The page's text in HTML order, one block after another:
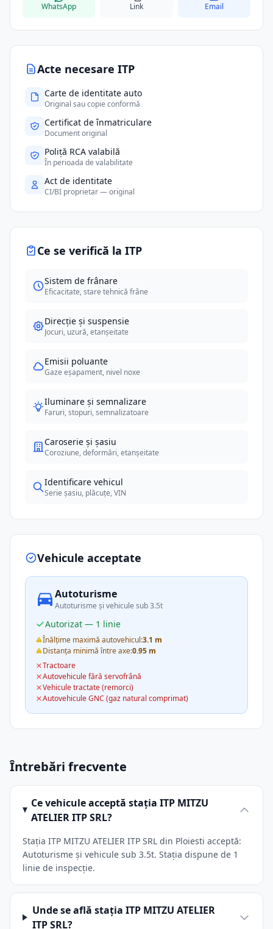
Acte necesare ITP
Carte de identitate auto
Original sau copie conformă
Certificat de înmatriculare
Document original
Poliță RCA valabilă
În perioada de valabilitate
Act de identitate
CI/BI proprietar — original
Ce se verifică la ITP
Sistem de frânare
Eficacitate, stare tehnică frâne
Direcție și suspensie
Jocuri, uzură, etanșeitate
Emisii poluante
Gaze eșapament, nivel noxe
Iluminare și semnalizare
Faruri, stopuri, semnalizatoare
Caroserie și șasiu
Coroziune, deformări, etanșeitate
Identificare vehicul
Serie șasiu, plăcuțe, VIN
Vehicule acceptate
Autoturisme
Autoturisme și vehicule sub 3.5t
Autorizat — 1 linie
Înălțime maximă autovehicul:3.1 m
Distanța minimă între axe:0.95 m
Tractoare
Autovehicule fără servofrână
Vehicule tractate (remorci)
Autovehicule GNC (gaz natural comprimat)
WhatsApp Link Email
Întrebări frecvente
Ce vehicule acceptă stația ITP MITZU
ATELIER ITP SRL?
Stația ITP MITZU ATELIER ITP SRL din Ploiesti acceptă:
Autoturisme și vehicule sub 3.5t. Stația dispune de 1
linie de inspecție.
Unde se află stația ITP MITZU ATELIER
ITP SRL?